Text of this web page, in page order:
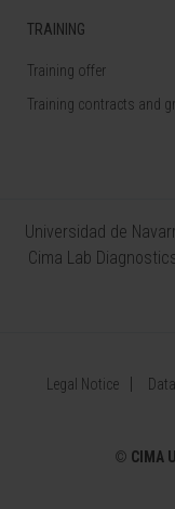
TRAINING
Training offer
Training contracts and
Universidad de
Cima Lab
Legal Notice
© CIMA